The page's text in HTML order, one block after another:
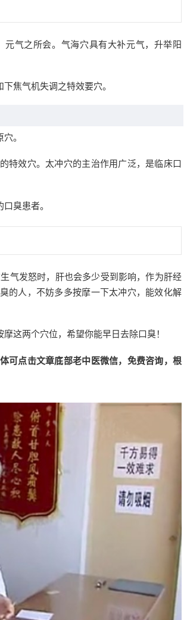
气之所会。气海穴具有大补元气，升举阳
焦气机失调之特效要穴。
。
特效穴。太冲穴的主治作用广泛，是临床口
臭患者。
气发怒时，肝也会多少受到影响，作为肝经
的人，不妨多多按摩一下太冲穴，能效化解
这两个穴位，希望你能早日去除口臭！
可点击文章底部老中医微信，免费咨询，根